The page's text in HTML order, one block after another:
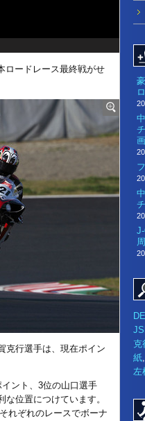
ロードレース最終戦がせ
克行選手は、現在ポイン
ント、3位の山口選手
な位置につけています。
れぞれのレースでボーナ
克
紙,
左